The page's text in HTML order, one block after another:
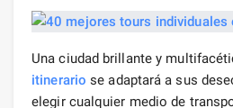
Una ciudad brillante y
itinerario se adaptará a sus
elegir cualquier medio de